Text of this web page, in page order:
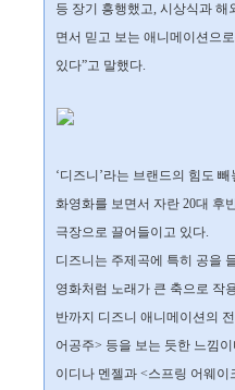
등 장기 흥행했고, 시상식과
면서 믿고 보는 애니메이션으
있다”고 말했다.
‘디즈니’라는 브랜드의 힘도
화영화를 보면서 자란 20대 후
극장으로 끌어들이고 있다.
디즈니는 주제곡에 특히 공을
영화처럼 노래가 큰 축으로 작
반까지 디즈니 애니메이션의
어공주> 등을 보는 듯한 느낌
이디나 멘젤과 <스프링 어웨이